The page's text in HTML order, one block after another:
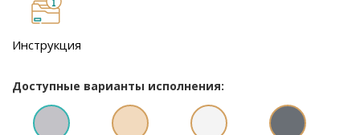
Инструкция
Доступные варианты исполнения: